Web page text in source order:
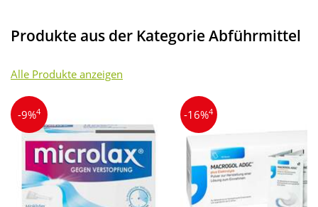
Produkte aus der Kategorie Abführmittel
Alle Produkte anzeigen
-9%4 -16%4